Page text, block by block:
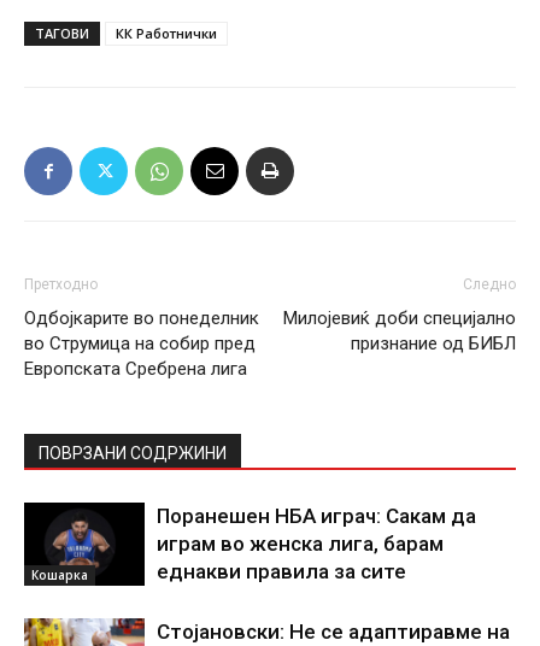
ТАГОВИ КК Работнички
Претходно
Одбојкарите во понеделник
во Струмица на собир пред
Европската Сребрена лига
Следно
Милојевиќ доби специјално
признание од БИБЛ
ПОВРЗАНИ СОДРЖИНИ
Кошарка
Поранешен НБА играч: Сакам да
играм во женска лига, барам
еднакви правила за сите
Стојановски: Не се адаптиравме на